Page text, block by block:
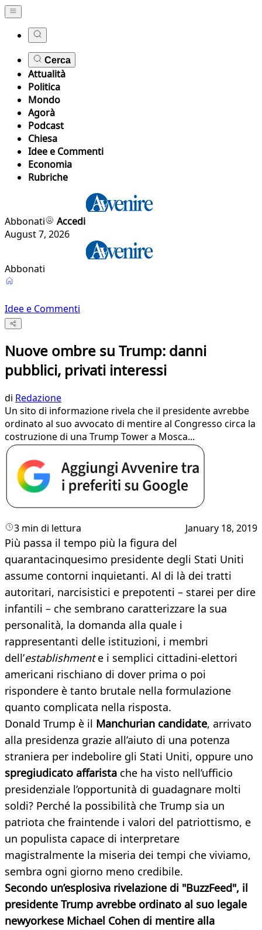
Cerca
Attualità
Politica
Mondo
Agorà
Podcast
Chiesa
Idee e Commenti
Economia
Rubriche
Abbonati
Accedi
August 7, 2026
Abbonati
Idee e Commenti
Nuove ombre su Trump: danni
pubblici, privati interessi
di Redazione
Un sito di informazione rivela che il presidente avrebbe
ordinato al suo avvocato di mentire al Congresso circa la
costruzione di una Trump Tower a Mosca...
3 min di lettura January 18, 2019
Più passa il tempo più la figura del
quarantacinquesimo presidente degli Stati Uniti
assume contorni inquietanti. Al di là dei tratti
autoritari, narcisistici e prepotenti – starei per dire
infantili – che sembrano caratterizzare la sua
personalità, la domanda alla quale i
rappresentanti delle istituzioni, i membri
dell’establishmente i semplici cittadini-elettori
americani rischiano di dover prima o poi
rispondere è tanto brutale nella formulazione
quanto complicata nella risposta.
Donald Trump è il Manchurian candidate, arrivato
alla presidenza grazie all’aiuto di una potenza
straniera per indebolire gli Stati Uniti, oppure uno
spregiudicato affarista che ha visto nell’ufficio
presidenziale l’opportunità di guadagnare molti
soldi? Perché la possibilità che Trump sia un
patriota che fraintende i valori del patriottismo, e
un populista capace di interpretare
magistralmente la miseria dei tempi che viviamo,
sembra ogni giorno meno credibile.
Secondo un’esplosiva rivelazione di "BuzzFeed", il
presidente Trump avrebbe ordinato al suo legale
newyorkese Michael Cohen di mentire alla